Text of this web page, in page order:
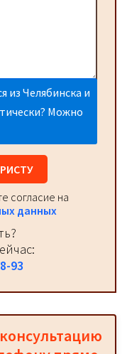
из Челябинска и
Можно
согласие на
данных
93